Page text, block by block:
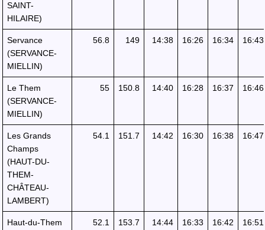
SAINT-
HILAIRE)
Servance
(SERVANCE-
MIELLIN)
56.8 149 14:38 16:26 16:34 16:43
Le Them
(SERVANCE-
MIELLIN)
55 150.8 14:40 16:28 16:37 16:46
Les Grands
Champs
(HAUT-DU-
THEM-
CHÂTEAU-
LAMBERT)
54.1 151.7 14:42 16:30 16:38 16:47
Haut-du-Them
52.1 153.7 14:44 16:33 16:42 16:51